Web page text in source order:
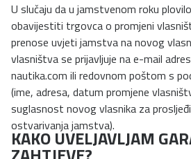
U slučaju da u jamstvenom roku
obavijestiti trgovca o promjeni
prenose uvjeti jamstva na novog
vlasništva se prijavljuje na e-mail
nautika.com ili redovnom poštom s
(ime, adresa, datum promjene
suglasnost novog vlasnika za
ostvarivanja jamstva).
KAKO UVELJAVLJAM